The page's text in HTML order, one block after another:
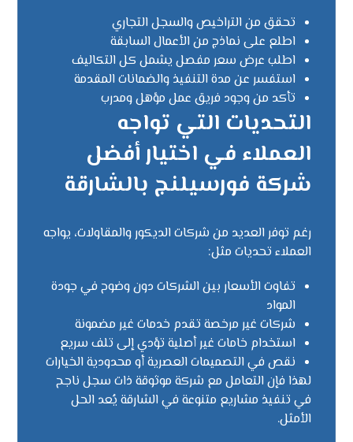
تحقق من التراخيص والسجل التجاري
اطلع على نماذج من الأعمال السابقة
اطلب عرض سعر مفصل يشمل كل التكاليف
استفسر عن مدة التنفيذ والضمانات المقدمة
تأكد من وجود فريق عمل مؤهل ومدرب
التحديات التي تواجه
العملاء في اختيار أفضل
شركة فورسيلنج بالشارقة
رغم توفر العديد من شركات الديكور والمقاولات، يواجه
العملاء تحديات مثل:
تفاوت الأسعار بين الشركات دون وضوح في جودة
المواد
شركات غير مرخصة تقدم خدمات غير مضمونة
استخدام خامات غير أصلية تؤدي إلى تلف سريع
نقص في التصميمات العصرية أو محدودية الخيارات
لهذا فإن التعامل مع شركة موثوقة ذات سجل ناجح
في تنفيذ مشاريع متنوعة في الشارقة يُعد الحل
الأمثل.